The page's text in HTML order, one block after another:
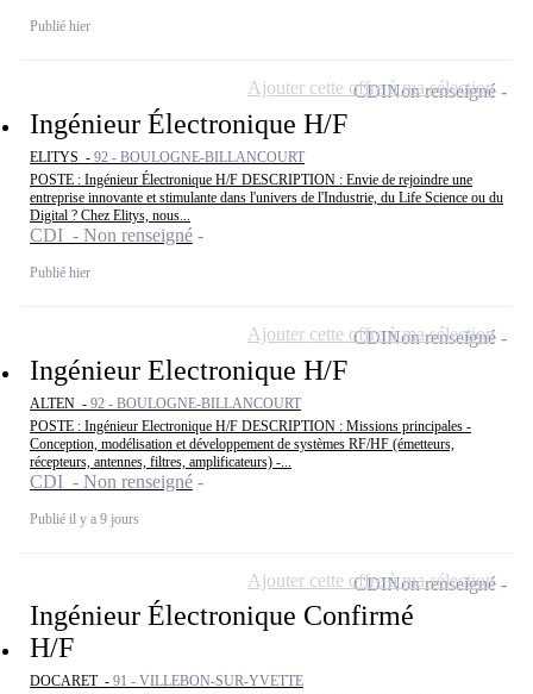
Publié hier
Ingénieur Électronique H/F
ELITYS - 92 - BOULOGNE-BILLANCOURT
POSTE : Ingénieur Électronique H/F DESCRIPTION : Envie de rejoindre une
entreprise innovante et stimulante dans l'univers de l'Industrie, du Life Science ou du
Digital ? Chez Elitys, nous...
CDI - Non renseigné
Publié hier
CDINon renseigné
Ajouter cette offre à ma sélection
Ingénieur Electronique H/F
ALTEN - 92 - BOULOGNE-BILLANCOURT
POSTE : Ingénieur Electronique H/F DESCRIPTION : Missions principales -
Conception, modélisation et développement de systèmes RF/HF (émetteurs,
récepteurs, antennes, filtres, amplificateurs) -...
CDI - Non renseigné
Publié il y a 9 jours
CDINon renseigné
Ajouter cette offre à ma sélection
Ingénieur Électronique Confirmé
H/F
DOCARET - 91 - VILLEBON-SUR-YVETTE
CDINon renseigné
Ajouter cette offre à ma sélection